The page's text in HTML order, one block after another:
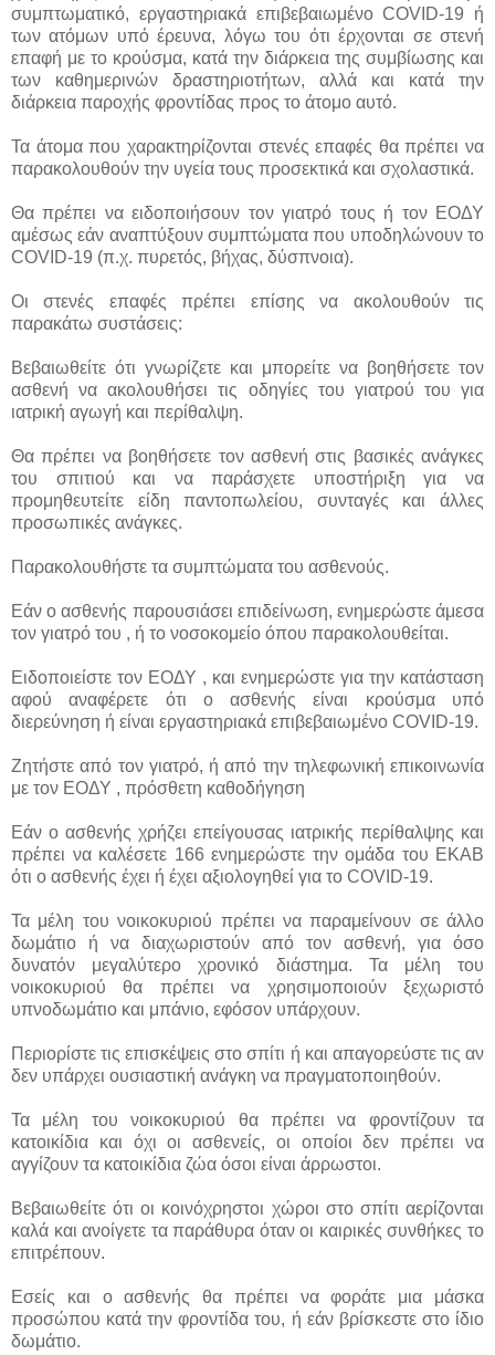
συμπτωματικό, εργαστηριακά επιβεβαιωμένο COVID-19 ή
των ατόμων υπό έρευνα, λόγω του ότι έρχονται σε στενή
επαφή με το κρούσμα, κατά την διάρκεια της συμβίωσης και
των καθημερινών δραστηριοτήτων, αλλά και κατά την
διάρκεια παροχής φροντίδας προς το άτομο αυτό.
Τα άτομα που χαρακτηρίζονται στενές επαφές θα πρέπει να
παρακολουθούν την υγεία τους προσεκτικά και σχολαστικά.
Θα πρέπει να ειδοποιήσουν τον γιατρό τους ή τον ΕΟΔΥ
αμέσως εάν αναπτύξουν συμπτώματα που υποδηλώνουν το
COVID-19 (π.χ. πυρετός, βήχας, δύσπνοια).
Οι στενές επαφές πρέπει επίσης να ακολουθούν τις
παρακάτω συστάσεις:
Βεβαιωθείτε ότι γνωρίζετε και μπορείτε να βοηθήσετε τον
ασθενή να ακολουθήσει τις οδηγίες του γιατρού του για
ιατρική αγωγή και περίθαλψη.
Θα πρέπει να βοηθήσετε τον ασθενή στις βασικές ανάγκες
του σπιτιού και να παράσχετε υποστήριξη για να
προμηθευτείτε είδη παντοπωλείου, συνταγές και άλλες
προσωπικές ανάγκες.
Παρακολουθήστε τα συμπτώματα του ασθενούς.
Εάν ο ασθενής παρουσιάσει επιδείνωση, ενημερώστε άμεσα
τον γιατρό του , ή το νοσοκομείο όπου παρακολουθείται.
Ειδοποιείστε τον ΕΟΔΥ , και ενημερώστε για την κατάσταση
αφού αναφέρετε ότι ο ασθενής είναι κρούσμα υπό
διερεύνηση ή είναι εργαστηριακά επιβεβαιωμένο COVID-19.
Ζητήστε από τον γιατρό, ή από την τηλεφωνική επικοινωνία
με τον ΕΟΔΥ , πρόσθετη καθοδήγηση
Εάν ο ασθενής χρήζει επείγουσας ιατρικής περίθαλψης και
πρέπει να καλέσετε 166 ενημερώστε την ομάδα του ΕΚΑΒ
ότι ο ασθενής έχει ή έχει αξιολογηθεί για το COVID-19.
Τα μέλη του νοικοκυριού πρέπει να παραμείνουν σε άλλο
δωμάτιο ή να διαχωριστούν από τον ασθενή, για όσο
δυνατόν μεγαλύτερο χρονικό διάστημα. Τα μέλη του
νοικοκυριού θα πρέπει να χρησιμοποιούν ξεχωριστό
υπνοδωμάτιο και μπάνιο, εφόσον υπάρχουν.
Περιορίστε τις επισκέψεις στο σπίτι ή και απαγορεύστε τις αν
δεν υπάρχει ουσιαστική ανάγκη να πραγματοποιηθούν.
Τα μέλη του νοικοκυριού θα πρέπει να φροντίζουν τα
κατοικίδια και όχι οι ασθενείς, οι οποίοι δεν πρέπει να
αγγίζουν τα κατοικίδια ζώα όσοι είναι άρρωστοι.
Βεβαιωθείτε ότι οι κοινόχρηστοι χώροι στο σπίτι αερίζονται
καλά και ανοίγετε τα παράθυρα όταν οι καιρικές συνθήκες το
επιτρέπουν.
Εσείς και ο ασθενής θα πρέπει να φοράτε μια μάσκα
προσώπου κατά την φροντίδα του, ή εάν βρίσκεστε στο ίδιο
δωμάτιο.